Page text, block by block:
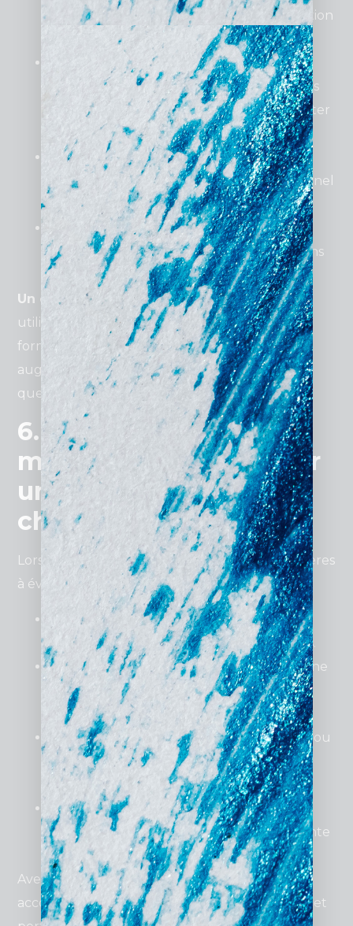
artisanaux Bordeaux” pour capter l’attention
des clients locaux.
Utilisation d’outils gratuits: Les
plateformes comme Google Analytics vous
aident à suivre vos performances et à ajuster
votre stratégie sans surcoût.
Design épuré mais impactant: Une
navigation intuitive et un visuel professionnel
attirent et retiennent les visiteurs.
Création de contenu ciblé: Rédigez des
articles ou pages orientés vers les questions
fréquentes de vos clients potentiels.
Un exemple théorique :un cabinet médical
utilisant un site simple mais efficace avec un
formulaire de rendez-vous en ligne pourrait
augmenter ses consultations de 25 % en
quelques mois.
6. Comment choisir la
meilleure solution pour
un site internet pas
cher ?
Lors de la sélection d’une solution, voici les critères
à évaluer :
Coût transparent: Assurez-vous de
comprendre les frais initiaux et récurrents.
Plateforme adaptée: WordPress pour une
flexibilité maximale ou Wix pour une
simplicité d’utilisation.
Références solides: Une bonne agence ou
freelance vous montrera ses précédents
projets.
Suivi et maintenance: Choisissez un
partenaire qui assure un service après-vente
de qualité.
AvecPadre Digital
, vous bénéficiez d’un
accompagnement complet pour un site internet